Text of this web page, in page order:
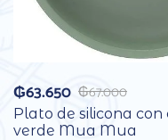
₲67.000
₲63.650
Plato de silicona con
verde Mua Mua